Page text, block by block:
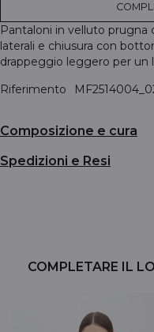
Pantaloni in velluto prugna
laterali e chiusura con
drappeggio leggero per un
Riferimento
Composizione e cura
Spedizioni e Resi
COMPLETARE IL